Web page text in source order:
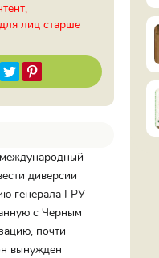
лиц старше
диверсии
генерала ГРУ
с Черным
почти
вынужден